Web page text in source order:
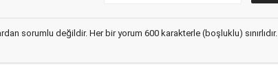
sorumlu değildir. Her bir yorum 600 karakterle (boşluklu) sınırlıdır.